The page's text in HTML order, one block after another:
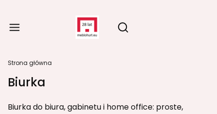
Otwórz wyszukiwarkę
Strona główna
Biurka
Biurka do biura, gabinetu i home office: proste,